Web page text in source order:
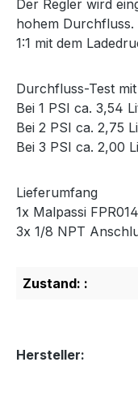
Der Regler wird
hohem
1:1 mit dem
Durchfluss-Test
Bei 1 PSI ca. 3,54
Bei 2 PSI ca. 2,75
Bei 3 PSI ca. 2,00
Lieferumfang
1x Malpassi
3x 1/8 NPT
Zustand: :
Hersteller: